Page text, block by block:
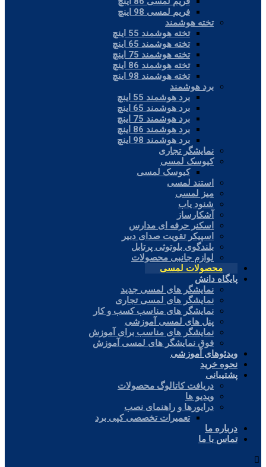
فریم لمسی 98 اینچ
تخته هوشمند
تخته هوشمند 55 اینچ
تخته هوشمند 65 اینچ
تخته هوشمند 75 اینچ
تخته هوشمند 86 اینچ
تخته هوشمند 98 اینچ
برد هوشمند
برد هوشمند 55 اینچ
برد هوشمند 65 اینچ
برد هوشمند 75 اینچ
برد هوشمند 86 اینچ
برد هوشمند 98 اینچ
نمایشگر تجاری
کیوسک لمسی
کیوسک لمسی
استند لمسی
میز لمسی
شنود یاب
آشکارساز
اسکنر حرفه ای مدارس
اسپیکر تقویت صدای دبیر
بلندگوی بلوتوثی پرتابل
لوازم جانبی محصولات
محصولات لمسی
پایگاه دانش
نمایشگر های لمسی جدید
نمایشگر های لمسی تجاری
نمایشگر های مناسب کسب و کار
پنل های لمسی آموزشی
نمایشگر های مناسب برای آموزش
فوق نمایشگر های لمسی آموزش
ویدئوهای آموزشی
نحوه خرید
پشتیبانی
دریافت کاتالوگ محصولات
ویدیو ها
درایورها و راهنمای نصب
تعمیرات تخصصی کپی برد
درباره ما
تماس با ما